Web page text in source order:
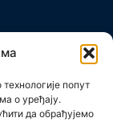
попут
о уређају.
да обрађујемо